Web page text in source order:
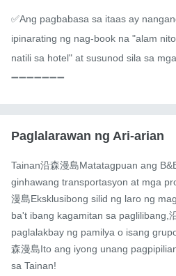
✅Ang pagbabasa sa itaas ay
ipinarating ng nag-book na "alam
natili sa hotel" at susunod sila sa
➖➖➖➖➖➖➖
Paglalarawan ng Ari-arian
Tainan沿森漫島Matatagpuan ang
ginhawang transportasyon at mga
漫島Eksklusibong silid ng laro ng
ba't ibang kagamitan sa paglilibang,
paglalakbay ng pamilya o isang
森漫島Ito ang iyong unang
sa Tainan!